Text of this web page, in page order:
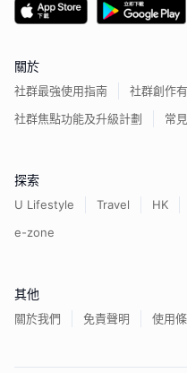
關於
社群最強使用指南
社群創作
社群焦點功能及升級計劃
常
探索
U Lifestyle Travel HK
e-zone
其他
關於我們 免責聲明 使用